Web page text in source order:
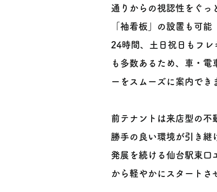
通りからの視認性をぐっ
「袖看板」の設置も可
24時間、土日祝日もフ
も多数あるため、車・
ーをスムーズに案内でき
前テナントは来店型の不
勝手の良い環境が引き継
発展を続ける仙台駅東口
から軽やかにスタートさ